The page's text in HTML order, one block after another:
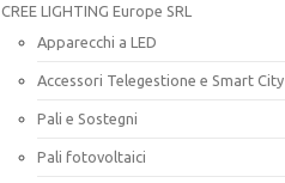
CREE LIGHTING Europe SRL
Apparecchi a LED
Accessori Telegestione e Smart City
Pali e Sostegni
Pali fotovoltaici